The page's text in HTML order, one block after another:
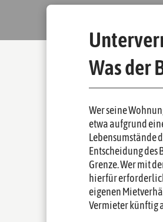
Was der
Wer seine
etwa aufgrund
Lebensumstände
Entscheidung des
Grenze. Wer mit
hierfür
eigenen
Vermieter künftig